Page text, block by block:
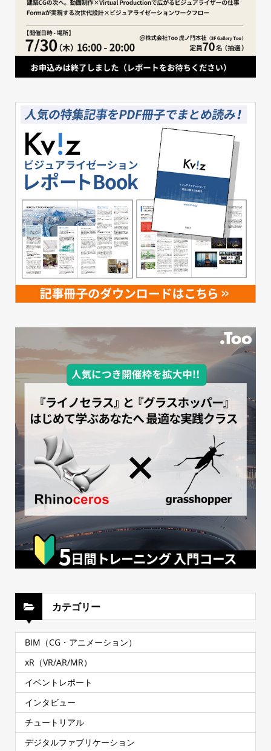
カテゴリー
BIM（CG・アニメーション）
xR（VR/AR/MR）
イベントレポート
インタビュー
チュートリアル
デジタルファブリケーション